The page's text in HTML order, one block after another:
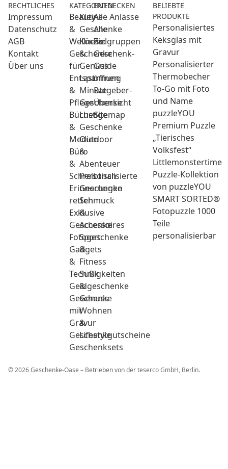
RECHTLICHES
Impressum
Datenschutz
AGB
Kontakt
Über uns
KATEGORIEN
Beauty
&
Wellness:
Geschenke
für
Entspannung
&
Pflege
Bücher
&
Medien
Büro
&
Schreibtisch
Erinnerungen
retten
Exklusive
Geschenke
Fotogeschenke
Gadgets
&
Technik
Geldgeschenke
Geschenke
mit
Gravur
Geschenkgutscheine
Geschenksets
Kleine
Geschenke
Küche
&
Genuss
Last
Minute
Geschenke
Lustige
Geschenke
Outdoor
&
Abenteuer
Personalisierte
Geschenke
Schmuck
&
Accessoires
Sport
&
Fitness
Süßigkeiten
&
Genuss
Wohnen
&
Lifestyle
ENTDECKEN
Alle Anlässe
Alle
Zielgruppen
Geschenk-
Guide
öffnen
Ratgeber-
Übersicht
Sitemap
BELIEBTE
PRODUKTE
Personalisiertes
Keksglas mit
Gravur
Personalisierter
Thermobecher
To-Go mit Foto
und Name
puzzleYOU
Premium Puzzle
„Tierisches
Volksfest“
Littlemonstertime
Puzzle-Kollektion
von puzzleYOU
SMART SORTED®
Fotopuzzle 1000
Teile
personalisierbar
© 2026 Geschenke-Oase – Betrieben von der teserco GmbH, Berlin.